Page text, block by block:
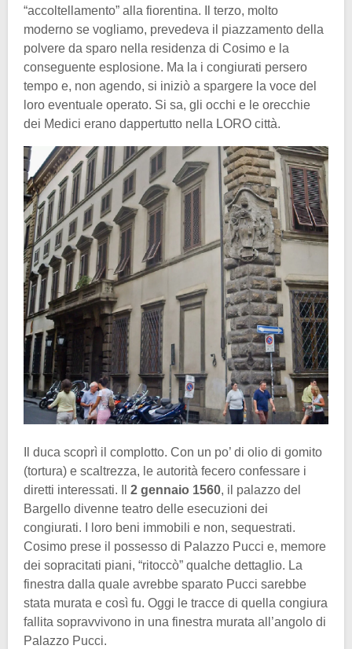
“accoltellamento” alla fiorentina. Il terzo, molto
moderno se vogliamo, prevedeva il piazzamento della
polvere da sparo nella residenza di Cosimo e la
conseguente esplosione. Ma la i congiurati persero
tempo e, non agendo, si iniziò a spargere la voce del
loro eventuale operato. Si sa, gli occhi e le orecchie
dei Medici erano dappertutto nella LORO città.
Il duca scoprì il complotto. Con un po’ di olio di gomito
(tortura) e scaltrezza, le autorità fecero confessare i
diretti interessati. Il 2 gennaio 1560, il palazzo del
Bargello divenne teatro delle esecuzioni dei
congiurati. I loro beni immobili e non, sequestrati.
Cosimo prese il possesso di Palazzo Pucci e, memore
dei sopracitati piani, “ritoccò” qualche dettaglio. La
finestra dalla quale avrebbe sparato Pucci sarebbe
stata murata e così fu. Oggi le tracce di quella congiura
fallita sopravvivono in una finestra murata all’angolo di
Palazzo Pucci.